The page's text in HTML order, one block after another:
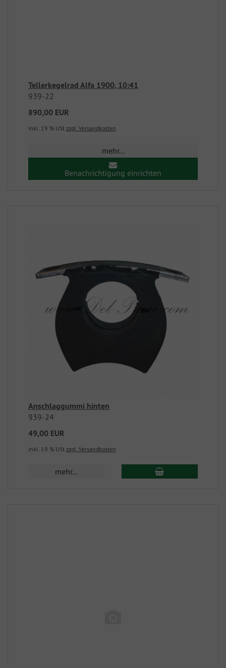
Tellerkegelrad Alfa 1900, 10:41
939-22
890,00 EUR
inkl. 19 % USt zzgl. Versandkosten
mehr...
Benachrichtigung einrichten
Anschlaggummi hinten
939-24
49,00 EUR
inkl. 19 % USt zzgl. Versandkosten
mehr...